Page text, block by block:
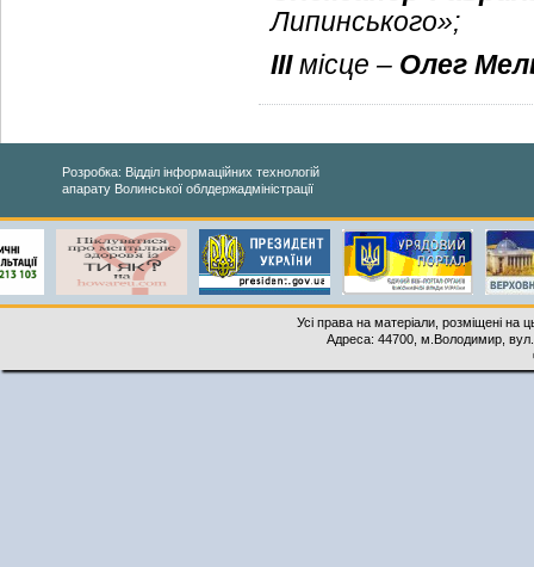
Липинського»;
ІІІмісце – Олег
Розробка: Відділ інформаційних технологій
апарату Волинської облдержадміністрації
Усі права на матеріали, розміщені на
Адреса: 44700, м.Володимир,